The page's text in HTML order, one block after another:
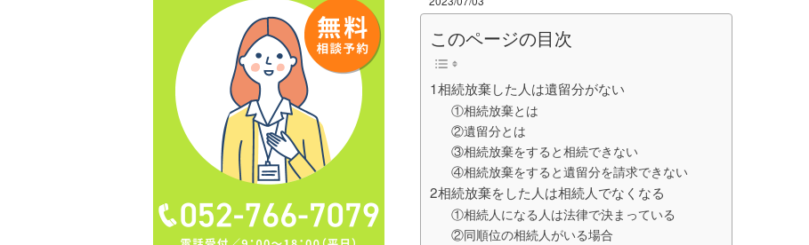
このページの目次
1相続放棄した人は遺留分がない
①相続放棄とは
②遺留分とは
③相続放棄をすると相続できない
④相続放棄をすると遺留分を請求できない
2相続放棄をした人は相続人でなくなる
①相続人になる人は法律で決まっている
②同順位の相続人がいる場合